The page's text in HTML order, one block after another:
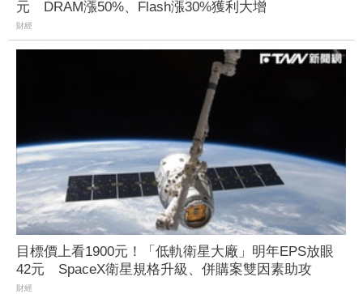
元 DRAM漲50%、Flash漲30%獲利大增
財經
目標價上看1900元！「低軌衛星大廠」明年EPS放眼
42元 SpaceX衛星規格升級、併購案雙因素助攻
財經